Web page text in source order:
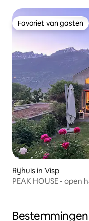
Favoriet van gasten
Favoriet van gasten
Rijhuis in Visp
PEAK HOUSE - open